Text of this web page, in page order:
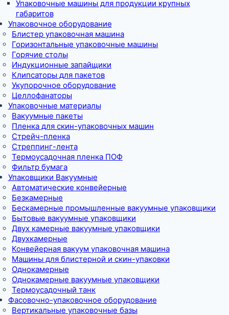
Упаковочные машины для продукции крупных
габаритов
Упаковочное оборудование
Блистер упаковочная машина
Горизонтальные упаковочные машины
Горячие столы
Индукционные запайщики
Клипсаторы для пакетов
Укупорочное оборудование
Целлофанаторы
Упаковочные материалы
Вакуумные пакеты
Пленка для скин-упаковочных машин
Стрейч-пленка
Стреппинг-лента
Термоусадочная пленка ПОФ
Фильтр бумага
Упаковщики Вакуумные
Автоматические конвейерные
Безкамерные
Бескамерные промышленные вакуумные упаковщики
Бытовые вакуумные упаковщики
Двух камерные вакуумные упаковщики
Двухкамерные
Конвейерная вакуум упаковочная машина
Машины для блистерной и скин-упаковки
Однокамерные
Однокамерные вакуумные упаковщики
Термоусадочный танк
Фасовочно-упаковочное оборудование
Вертикальные упаковочные базы